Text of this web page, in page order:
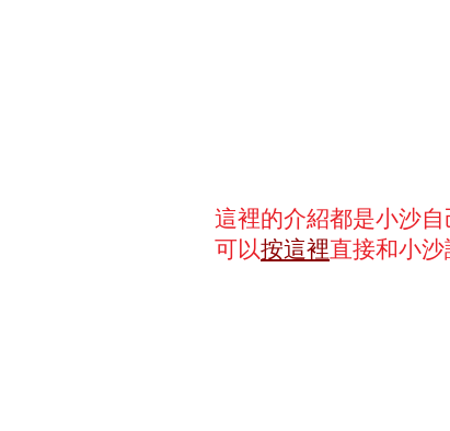
這裡的介紹都是小沙
可以按這裡直接和小沙